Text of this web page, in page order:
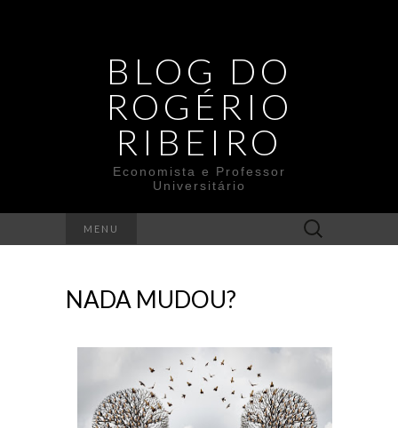
BLOG DO
ROGÉRIO
RIBEIRO
Economista e Professor
Universitário
MENU
Search
for:
NADA MUDOU?